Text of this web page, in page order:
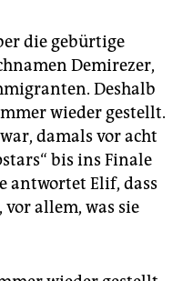
die gebürtige
Demirezer,
Deshalb
wieder gestellt.
damals vor acht
bis ins Finale
antwortet Elif, dass
allem, was sie